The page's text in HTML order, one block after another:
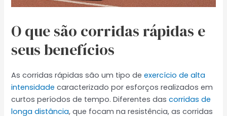
O que são corridas rápidas e
seus benefícios
As corridas rápidas são um tipo deexercício de alta
intensidade caracterizado por esforços realizados em
curtos períodos de tempo. Diferentes dascorridas de
longa distância, que focam na resistência, as corridas